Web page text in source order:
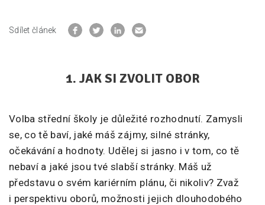
Sdílet článek
1. JAK SI ZVOLIT OBOR
Volba střední školy je důležité rozhodnutí. Zamysli
se, co tě baví, jaké máš zájmy, silné stránky,
očekávání a hodnoty. Udělej si jasno i v tom, co tě
nebaví a jaké jsou tvé slabší stránky. Máš už
představu o svém kariérním plánu, či nikoliv? Zvaž
i perspektivu oborů, možnosti jejich dlouhodobého